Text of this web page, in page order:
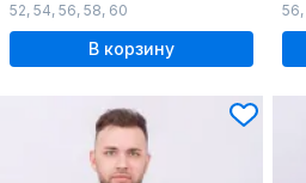
52, 54, 56, 58, 60
В корзину
56,